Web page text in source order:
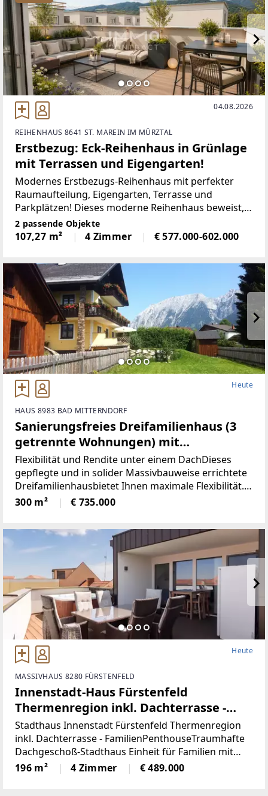
04.08.2026
REIHENHAUS 8641 ST. MAREIN IM MÜRZTAL
Erstbezug: Eck-Reihenhaus in Grünlage
mit Terrassen und Eigengarten!
Modernes Erstbezugs-Reihenhaus mit perfekter
Raumaufteilung, Eigengarten, Terrasse und
Parkplätzen! Dieses moderne Reihenhaus beweist,
dass man auf kompakter Fläche keine Kompromisse
beim Komfort eingehen muss. Raumaufteilung:
2 passende Objekte
107,27 m² 4 Zimmer € 577.000-602.000
Heute
HAUS 8983 BAD MITTERNDORF
Sanierungsfreies Dreifamilienhaus (3
getrennte Wohnungen) mit
Grimmingblick in Bad Mitterndorf
(Provisionsfrei)
Flexibilität und Rendite unter einem DachDieses
gepflegte und in solider Massivbauweise errichtete
Dreifamilienhausbietet Ihnen maximale Flexibilität.
Da das Gebäude in den letzten Jahren
bereitsumfangreich saniert wurde, befindet
300 m² € 735.000
Heute
MASSIVHAUS 8280 FÜRSTENFELD
Innenstadt-Haus Fürstenfeld
Thermenregion inkl. Dachterrasse -
Familien Penthouse (Provisionsfrei)
Stadthaus Innenstadt Fürstenfeld Thermenregion
inkl. Dachterrasse - FamilienPenthouseTraumhafte
Dachgeschoß-Stadthaus Einheit für Familien mit
luxuriöserDachterrasse, Whirlpool und
PanoramablickSie sind auf der Suche nach einem
196 m² 4 Zimmer € 489.000